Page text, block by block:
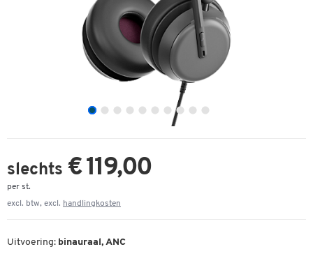
slechts € 119,00
per st.
excl. btw, excl. handlingkosten
Uitvoering: binauraal, ANC